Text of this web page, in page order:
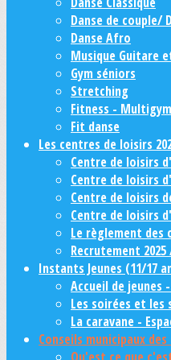
Danse de couple/
Danse Afro
Musique Guitare
Gym séniors
Stretching
Fitness - Multigym
Fit danse
Les centres de loisirs
Centre de loisirs
Centre de loisirs
Centre de loisirs
Centre de loisirs
Le règlement des
Recrutement 2025
Instants Jeunes (11/17
Accueil de jeunes
Les soirées et les
La caravane -
Conseils municipaux